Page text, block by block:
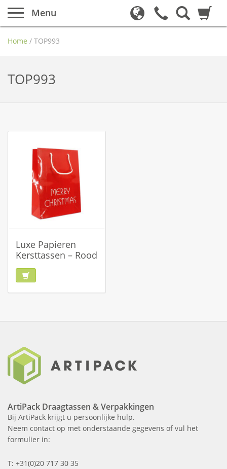
Menu
Home / TOP993
TOP993
Luxe Papieren
Kersttassen – Rood
ArtiPack Draagtassen & Verpakkingen
Bij ArtiPack krijgt u persoonlijke hulp.
Neem contact op met onderstaande gegevens of vul het
formulier in:
T: +31(0)20 717 30 35